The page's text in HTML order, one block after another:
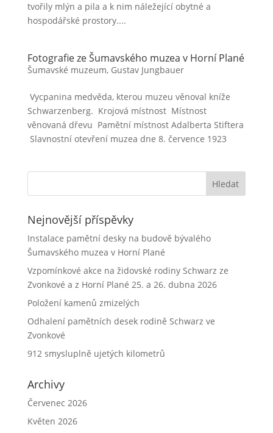
tvořily mlýn a pila a k nim náležející obytné a
hospodářské prostory....
Fotografie ze Šumavského muzea v Horní Plané
Šumavské muzeum, Gustav Jungbauer
Vycpanina medvěda, kterou muzeu věnoval kníže
Schwarzenberg. Krojová místnost Místnost
věnovaná dřevu Pamětní místnost Adalberta Stiftera
Slavnostní otevření muzea dne 8. července 1923
Nejnovější příspěvky
Instalace pamětní desky na budově bývalého
Šumavského muzea v Horní Plané
Vzpomínkové akce na židovské rodiny Schwarz ze
Zvonkové a z Horní Plané 25. a 26. dubna 2026
Položení kamenů zmizelých
Odhalení pamětních desek rodině Schwarz ve
Zvonkové
912 smysluplně ujetých kilometrů
Archivy
Červenec 2026
Květen 2026